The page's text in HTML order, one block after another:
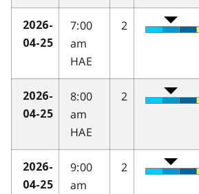
2026-
04-25
7:00
am
HAE
2
2026-
04-25
8:00
am
HAE
2
2026-
04-25
9:00
am
2